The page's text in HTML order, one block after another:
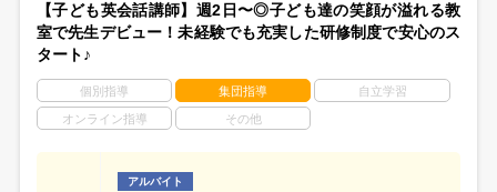
【子ども英会話講師】週2日〜◎子ども達の笑顔が溢れる教
室で先生デビュー！未経験でも充実した研修制度で安心のス
タート♪
個別指導 集団指導 自立学習
オンライン指導 その他
アルバイト